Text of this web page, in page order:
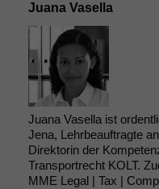
Juana Vasella
Juana Vasella ist
Jena, Lehrbeauftragte
Direktorin der
Transportrecht KOLT.
MME Legal | Tax |